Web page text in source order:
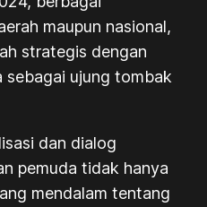
maupun nasional,
strategis dengan
sebagai ujung tombak
dan dialog
pemuda tidak hanya
mendalam tentang